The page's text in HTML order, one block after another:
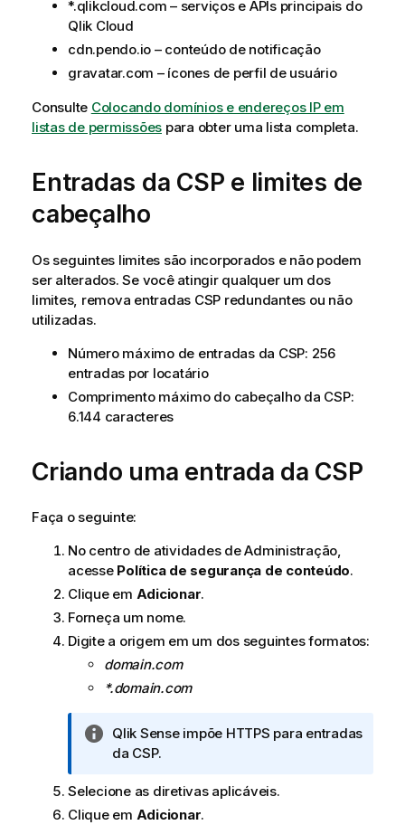
*.qlikcloud.com – serviços e APIs principais do
Qlik Cloud
cdn.pendo.io – conteúdo de notificação
gravatar.com – ícones de perfil de usuário
Consulte Colocando domínios e endereços IP em
listas de permissões para obter uma lista completa.
Entradas da CSP e limites de
cabeçalho
Os seguintes limites são incorporados e não podem
ser alterados. Se você atingir qualquer um dos
limites, remova entradas CSP redundantes ou não
utilizadas.
Número máximo de entradas da CSP: 256
entradas por locatário
Comprimento máximo do cabeçalho da CSP:
6.144 caracteres
Criando uma entrada da CSP
Faça o seguinte:
No centro de atividades deAdministração,
acesse Política de segurança de conteúdo.
Clique em Adicionar.
Forneça um nome.
Digite a origem em um dos seguintes formatos:
domain.com
*.domain.com
N
o
a
i
Qlik Senseimpõe HTTPS para entradas
da CSP.
Selecione as diretivas aplicáveis.
Clique em Adicionar.